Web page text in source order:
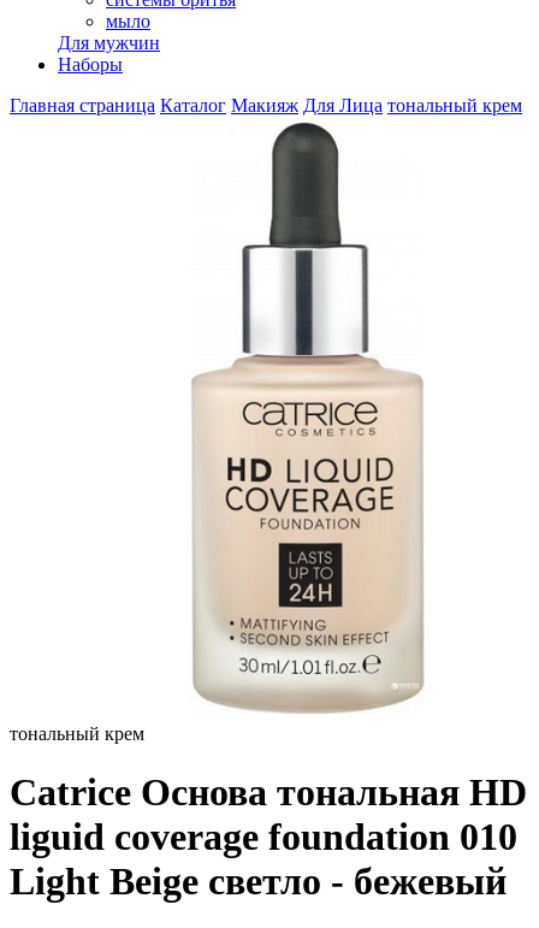
мыло
Для мужчин
Наборы
Главная страница Каталог Макияж Для Лица тональный крем
тональный крем
Catrice Основа тональная HD
liguid coverage foundation 010
Light Beige светло - бежевый